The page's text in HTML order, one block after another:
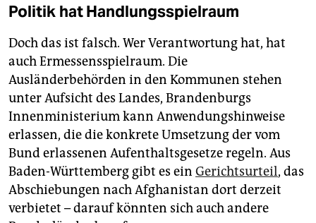
Politik hat Handlungsspielraum
Doch das ist falsch. Wer Verantwortung hat, hat
auch Ermessensspielraum. Die
Ausländerbehörden in den Kommunen stehen
unter Aufsicht des Landes, Brandenburgs
Innenministerium kann Anwendungshinweise
erlassen, die die konkrete Umsetzung der vom
Bund erlassenen Aufenthaltsgesetze regeln. Aus
Baden-Württemberg gibt es ein Gerichtsurteil, das
Abschiebungen nach Afghanistan dort derzeit
verbietet – darauf könnten sich auch andere